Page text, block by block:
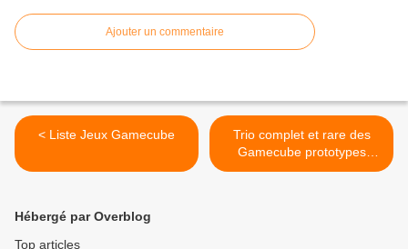
Ajouter un commentaire
< Liste Jeux Gamecube
Trio complet et rare des
Gamecube prototypes
(Devkit) >
Hébergé par Overblog
Top articles